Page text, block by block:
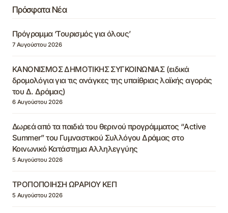
Πρόσφατα Νέα
Πρόγραμμα ‘Τουρισμός για όλους’
7 Αυγούστου 2026
ΚΑΝΟΝΙΣΜΟΣ ΔΗΜΟΤΙΚΗΣ ΣΥΓΚΟΙΝΩΝΙΑΣ (ειδικά
δρομολόγια για τις ανάγκες της υπαίθριας λαϊκής αγοράς
του Δ. Δράμας)
6 Αυγούστου 2026
Δωρεά από τα παιδιά του θερινού προγράμματος “Active
Summer” του Γυμναστικού Συλλόγου Δράμας στο
Κοινωνικό Κατάστημα Αλληλεγγύης
5 Αυγούστου 2026
ΤΡΟΠΟΠΟΙΗΣΗ ΩΡΑΡΙΟΥ ΚΕΠ
5 Αυγούστου 2026